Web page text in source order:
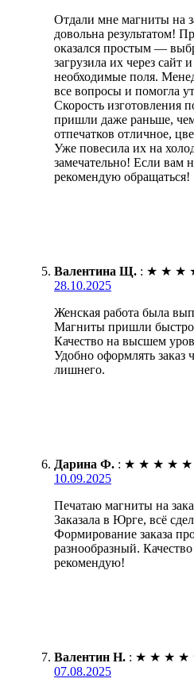
Отдали мне магниты на
довольна результатом!
оказался простым —
загрузила их через сайт
необходимые поля.
все вопросы и помогла
Скорость изготовления
пришли даже раньше,
отпечатков отличное,
Уже повесила их на
замечательно! Если вам
рекомендую обращаться!
Валентина Щ. : ★ ★ ★
28.10.2025
Женская работа была
Магниты пришли
Качество на высшем
Удобно оформлять заказ
лишнего.
Дарина Ф. : ★ ★ ★ ★ ★
10.09.2025
Печатаю магниты на
Заказала в Юрге, всё
Формирование заказа
разнообразный.
рекомендую!
Валентин Н. : ★ ★ ★ ★
07.08.2025